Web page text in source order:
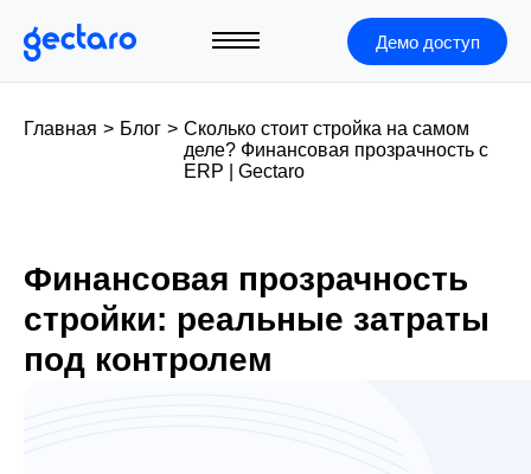
Демо доступ
Главная > Блог > Сколько стоит стройка на самом
деле? Финансовая прозрачность с
ERP | Gectaro
Финансовая прозрачность
стройки: реальные затраты
под контролем